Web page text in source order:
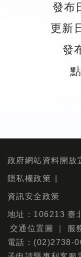
發布
更新
發
政府網站資料開放
隱私權政策
資訊安全政策
地址：106213 臺
交通位置圖
服
電話：(02)2738-